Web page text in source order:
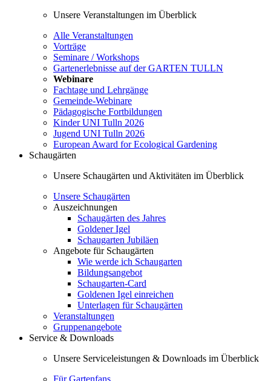
Unsere Veranstaltungen im Überblick
Alle Veranstaltungen
Vorträge
Seminare / Workshops
Gartenerlebnisse auf der GARTEN TULLN
Webinare
Fachtage und Lehrgänge
Gemeinde-Webinare
Pädagogische Fortbildungen
Kinder UNI Tulln 2026
Jugend UNI Tulln 2026
European Award for Ecological Gardening
Schaugärten
Unsere Schaugärten und Aktivitäten im Überblick
Unsere Schaugärten
Auszeichnungen
Schaugärten des Jahres
Goldener Igel
Schaugarten Jubiläen
Angebote für Schaugärten
Wie werde ich Schaugarten
Bildungsangebot
Schaugarten-Card
Goldenen Igel einreichen
Unterlagen für Schaugärten
Veranstaltungen
Gruppenangebote
Service & Downloads
Unsere Serviceleistungen & Downloads im Überblick
Für Gartenfans